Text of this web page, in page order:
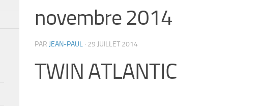
novembre 2014
PAR JEAN-PAUL · 29 JUILLET 2014
TWIN ATLANTIC